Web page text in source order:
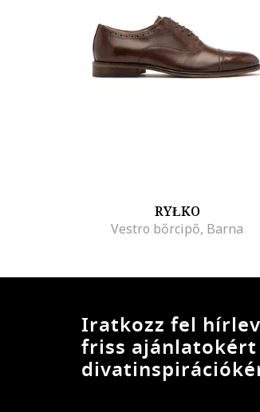
RYŁKO
Vestro bőrcipő, Barna
Iratkozz fel
friss ajánlatokért